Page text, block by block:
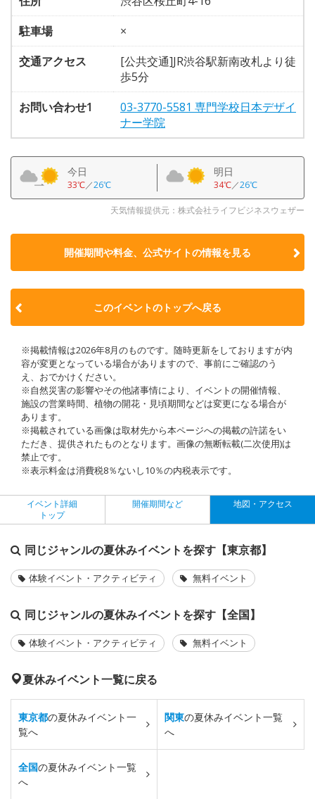
駐車場
×
交通アクセス
[公共交通]JR渋谷駅新南改札より徒
歩5分
お問い合わせ1
03-3770-5581 専門学校日本デザイ
ナー学院
今日
33℃／26℃
明日
34℃／26℃
天気情報提供元：株式会社ライフビジネスウェザー
開催期間や料金、公式サイトの情報を見る
このイベントのトップへ戻る
※掲載情報は2026年8月のものです。随時更新をしておりますが内
容が変更となっている場合がありますので、事前にご確認のう
え、おでかけください。
※自然災害の影響やその他諸事情により、イベントの開催情報、
施設の営業時間、植物の開花・見頃期間などは変更になる場合が
あります。
※掲載されている画像は取材先から本ページへの掲載の許諾をい
ただき、提供されたものとなります。画像の無断転載(二次使用)は
禁止です。
※表示料金は消費税8％ないし10％の内税表示です。
イベント詳細
トップ
開催期間など 地図・アクセス
同じジャンルの夏休みイベントを探す【東京都】
体験イベント・アクティビティ 無料イベント
同じジャンルの夏休みイベントを探す【全国】
体験イベント・アクティビティ 無料イベント
夏休みイベント一覧に戻る
東京都の夏休みイベント一
覧へ
関東の夏休みイベント一覧
へ
全国の夏休みイベント一覧
へ